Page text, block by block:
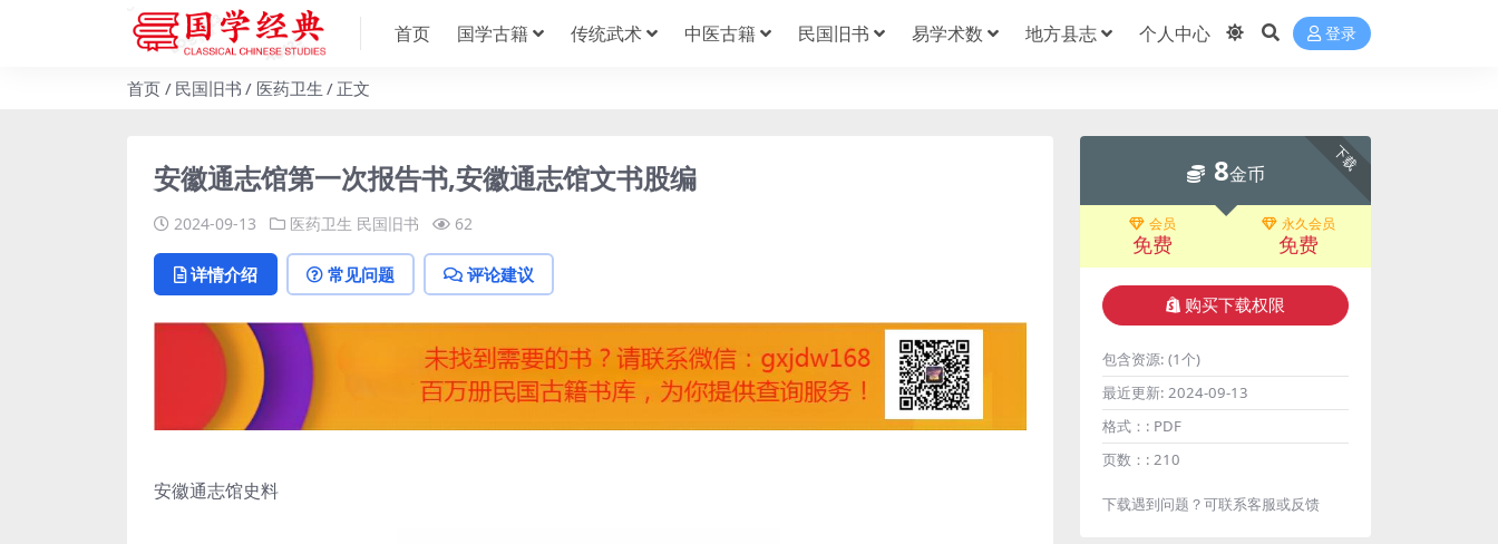
首页 国学古籍 传统武术 中医古籍 民国旧书 易学术数 地方县志 个人中心 登录
首页 民国旧书 医药卫生 正文
安徽通志馆第一次报告书,安徽通志馆文书股编
2024-09-13 医药卫生 民国旧书 62
详情介绍 常见问题 评论建议
安徽通志馆史料
下载
8金币
会员
免费
永久会员
免费
购买下载权限
包含资源: (1个)
最近更新: 2024-09-13
格式：: PDF
页数：: 210
下载遇到问题？可联系客服或反馈